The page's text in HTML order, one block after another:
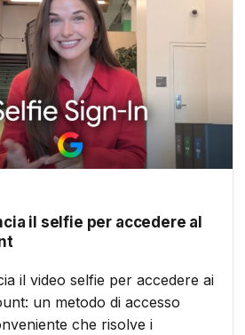
il selfie per accedere al
il video selfie per accedere ai
un metodo di accesso
che risolve i